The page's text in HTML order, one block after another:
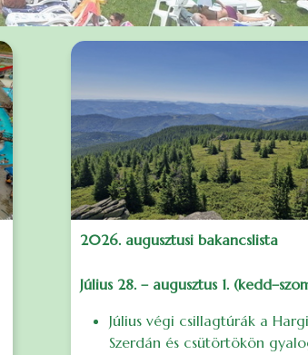
2026. augusztusi bakancslista
Július 28. – augusztus 1.
Július végi csillagtúrák a
Szerdán és csütörtökön